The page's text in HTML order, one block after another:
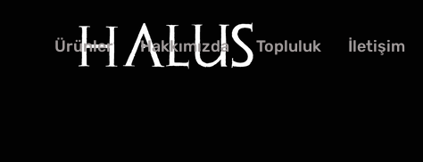
Ürünler Hakkımızda Topluluk İletişim